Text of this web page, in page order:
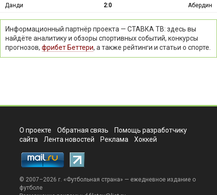
Данди
2:0 Абердин
Информационный партнёр проекта — СТАВКА ТВ: здесь вы
найдёте аналитику и обзоры спортивных событий, конкурсы
прогнозов, фрибет Беттери, а также рейтинги и статьи о спорте.
О проекте Обратная связь
Помощь разработчику
сайта
Лента новостей Реклама Хоккей
© 2007–2026 г. «Футбольная страна» — ежедневное издание о
футболе